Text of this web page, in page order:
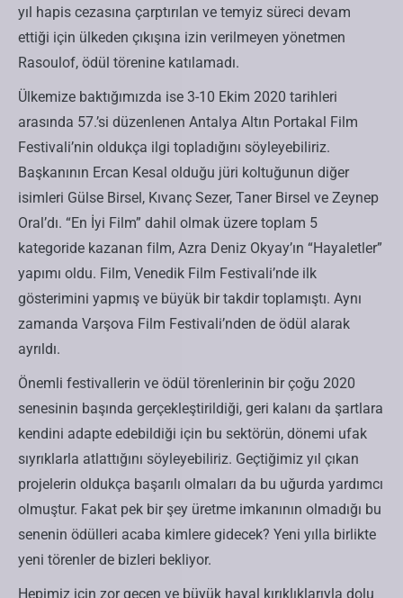
yıl hapis cezasına çarptırılan ve temyiz süreci devam
ettiği için ülkeden çıkışına izin verilmeyen yönetmen
Rasoulof, ödül törenine katılamadı.
Ülkemize baktığımızda ise 3-10 Ekim 2020 tarihleri
arasında 57.’si düzenlenen Antalya Altın Portakal Film
Festivali’nin oldukça ilgi topladığını söyleyebiliriz.
Başkanının Ercan Kesal olduğu jüri koltuğunun diğer
isimleri Gülse Birsel, Kıvanç Sezer, Taner Birsel ve Zeynep
Oral’dı. “En İyi Film” dahil olmak üzere toplam 5
kategoride kazanan film, Azra Deniz Okyay’ın “Hayaletler”
yapımı oldu. Film, Venedik Film Festivali’nde ilk
gösterimini yapmış ve büyük bir takdir toplamıştı. Aynı
zamanda Varşova Film Festivali’nden de ödül alarak
ayrıldı.
Önemli festivallerin ve ödül törenlerinin bir çoğu 2020
senesinin başında gerçekleştirildiği, geri kalanı da şartlara
kendini adapte edebildiği için bu sektörün, dönemi ufak
sıyrıklarla atlattığını söyleyebiliriz. Geçtiğimiz yıl çıkan
projelerin oldukça başarılı olmaları da bu uğurda yardımcı
olmuştur. Fakat pek bir şey üretme imkanının olmadığı bu
senenin ödülleri acaba kimlere gidecek? Yeni yılla birlikte
yeni törenler de bizleri bekliyor.
Hepimiz için zor geçen ve büyük hayal kırıklıklarıyla dolu